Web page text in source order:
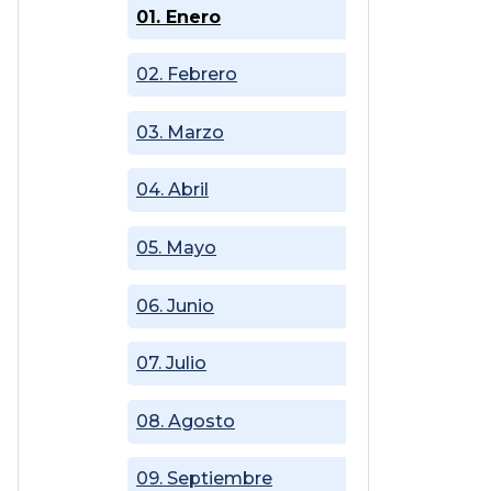
01. Enero
02. Febrero
03. Marzo
04. Abril
05. Mayo
06. Junio
07. Julio
08. Agosto
09. Septiembre